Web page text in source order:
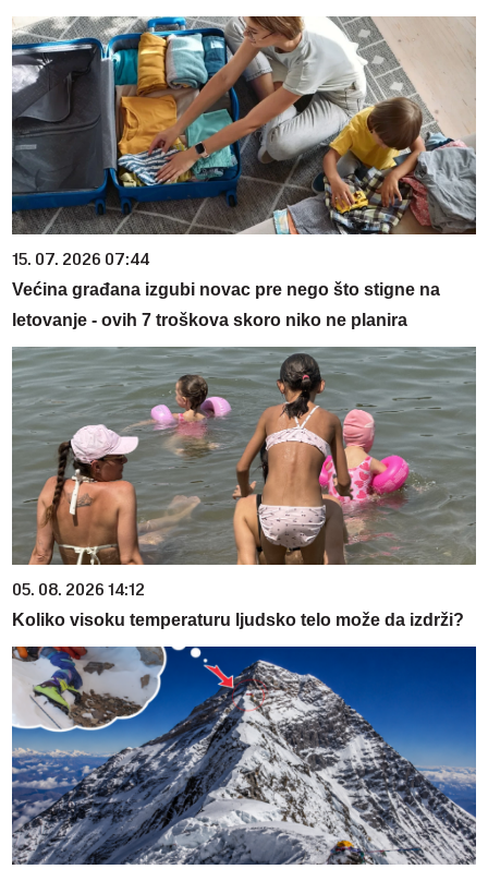
15. 07. 2026 07:44
Većina građana izgubi novac pre nego što stigne na
letovanje - ovih 7 troškova skoro niko ne planira
05. 08. 2026 14:12
Koliko visoku temperaturu ljudsko telo može da izdrži?